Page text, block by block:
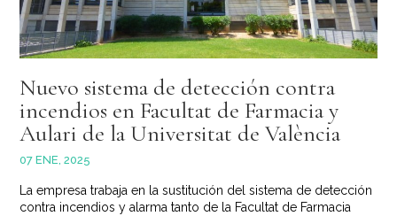
Nuevo sistema de detección contra
incendios en Facultat de Farmacia y
Aulari de la Universitat de València
07 ENE, 2025
La empresa trabaja en la sustitución del sistema de detección
contra incendios y alarma tanto de la Facultat de Farmacia